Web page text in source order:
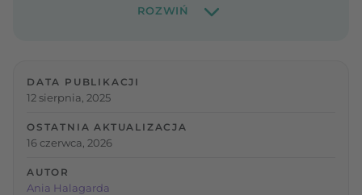
DATA PUBLIKACJI
12 sierpnia, 2025
OSTATNIA AKTUALIZACJA
16 czerwca, 2026
AUTOR
Ania Halagarda